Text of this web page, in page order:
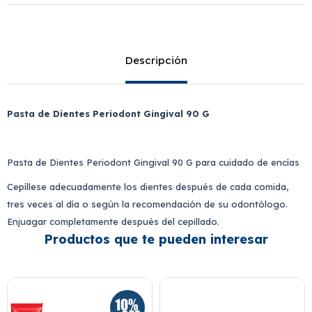
Descripción
Pasta de Dientes Periodont Gingival 90 G
Pasta de Dientes Periodont Gingival 90 G para cuidado de encías
Cepíllese adecuadamente los dientes después de cada comida,
tres veces al día o según la recomendación de su odontólogo.
Enjuagar completamente después del cepillado.
Productos que te pueden interesar